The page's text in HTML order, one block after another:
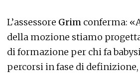
L’assessore Grim conferma:
della mozione stiamo
di formazione per chi fa
percorsi in fase di